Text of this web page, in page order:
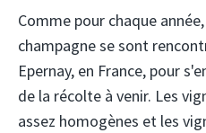
Comme pour chaque
champagne se sont
Epernay, en France, pour
de la récolte à venir. Les
assez homogènes et les